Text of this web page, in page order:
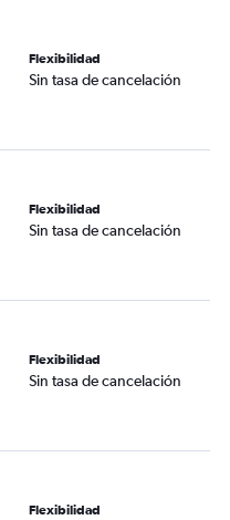
Flexibilidad
Sin tasa de cancelación
Flexibilidad
Sin tasa de cancelación
Flexibilidad
Sin tasa de cancelación
Flexibilidad